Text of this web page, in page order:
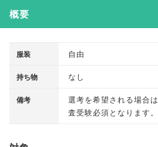
概要
服装 自由
持ち物 なし
備考 選考を希望される場合は
査受験必須となります。